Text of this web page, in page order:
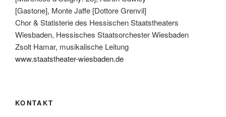
[Gastone], Monte Jaffe [Dottore Grenvil]
Chor & Statisterie des Hessischen Staatstheaters
Wiesbaden, Hessisches Staatsorchester Wiesbaden
Zsolt Hamar, musikalische Leitung
www.staatstheater-wiesbaden.de
KONTAKT